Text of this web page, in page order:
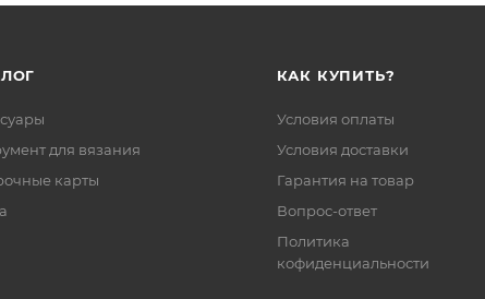
для вязания
карты
КАК КУПИТЬ?
Условия оплаты
Условия доставки
Гарантия на товар
Вопрос-ответ
Политика
кофиденциальности